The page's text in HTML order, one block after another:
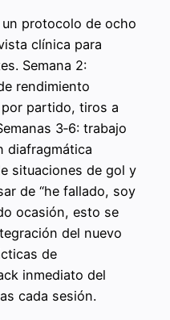
protocolo de ocho
clínica para
Semana 2:
rendimiento
partido, tiros a
3‑6: trabajo
diafragmática
situaciones de gol y
de “he fallado, soy
ocasión, esto se
del nuevo
de
inmediato del
cada sesión.